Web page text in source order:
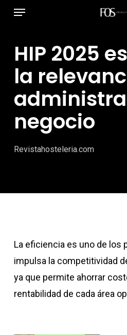
principal
Menú
HIP 2025
la
negocio
Revistahosteleria.com
La eficiencia es uno de los
impulsa la competitividad
ya que permite ahorrar
rentabilidad de cada área